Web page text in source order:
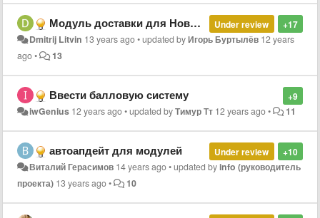
+17
Under review
Модуль доставки для Новой Почты
Dmitrij Litvin 13 years ago•updated byИгорь Буртылёв 12 years
ago• 13
+9
Ввести балловую систему
iwGenius 12 years ago•updated byТимур Тт 12 years ago• 11
+10
Under review
автоапдейт для модулей
Виталий Герасимов 14 years ago•updated byinfo (руководитель
проекта) 13 years ago• 10